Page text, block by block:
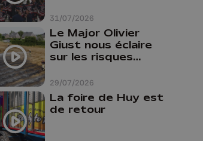
31/07/2026
29/07/2026
Le Major Olivier
Giust nous éclaire
sur les risques
Belgique : "Un
incendie comme en
Gironde ne pourrait
pas avoir lieu chez
La foire de Huy est
de retour